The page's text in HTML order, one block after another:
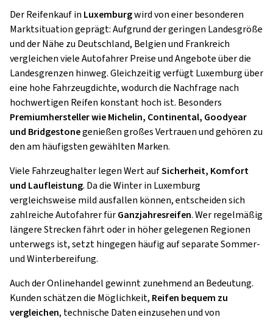
Der Reifenkauf in Luxemburgwird von einer besonderen
Marktsituation geprägt: Aufgrund der geringen Landesgröße
und der Nähe zu Deutschland, Belgien und Frankreich
vergleichen viele Autofahrer Preise und Angebote über die
Landesgrenzen hinweg. Gleichzeitig verfügt Luxemburg über
eine hohe Fahrzeugdichte, wodurch die Nachfrage nach
hochwertigen Reifen konstant hoch ist. Besonders
Premiumhersteller wie Michelin, Continental, Goodyear
und Bridgestonegenießen großes Vertrauen und gehören zu
den am häufigsten gewählten Marken.
Viele Fahrzeughalter legen Wert aufSicherheit, Komfort
und Laufleistung. Da die Winter in Luxemburg
vergleichsweise mild ausfallen können, entscheiden sich
zahlreiche Autofahrer fürGanzjahresreifen. Wer regelmäßig
längere Strecken fährt oder in höher gelegenen Regionen
unterwegs ist, setzt hingegen häufig auf separate Sommer-
und Winterbereifung.
Auch der Onlinehandel gewinnt zunehmend an Bedeutung.
Kunden schätzen die Möglichkeit, Reifen bequem zu
vergleichen, technische Daten einzusehen und von